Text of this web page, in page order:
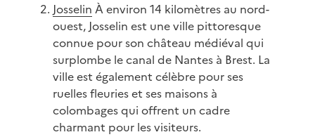
Josselin À environ 14 kilomètres au nord-
ouest, Josselin est une ville pittoresque
connue pour son château médiéval qui
surplombe le canal de Nantes à Brest. La
ville est également célèbre pour ses
ruelles fleuries et ses maisons à
colombages qui offrent un cadre
charmant pour les visiteurs.